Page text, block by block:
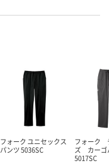
フォーク ユニセックス
パンツ 5036SC
フォーク
ズ カー
5017SC